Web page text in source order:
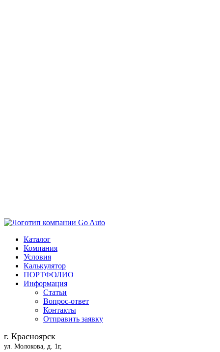
Каталог
Компания
Условия
Калькулятор
ПОРТФОЛИО
Информация
Статьи
Вопрос-ответ
Контакты
Отправить заявку
г. Красноярск
ул. Молокова, д. 1г,